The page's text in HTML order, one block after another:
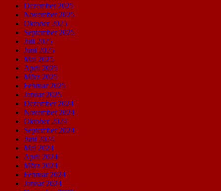
Dezember 2025
November 2025
Oktober 2025
September 2025
Juli 2025
Juni 2025
Mai 2025
April 2025
März 2025
Februar 2025
Januar 2025
Dezember 2024
November 2024
Oktober 2024
September 2024
Juni 2024
Mai 2024
April 2024
März 2024
Februar 2024
Januar 2024